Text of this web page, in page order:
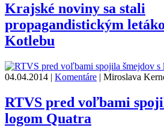
Krajské noviny sa stali
propagandistickým
Kotlebu
04.04.2014 | Komentáre | Miroslava
RTVS pred voľbami
logom Quatra